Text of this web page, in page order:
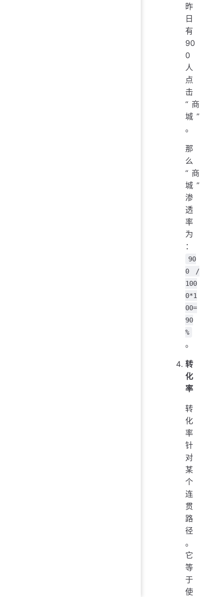
昨
日
有
90
0
人
点
击
“商
城”
。
那
么
“商
城”
渗
透
率
为
：
90
0 /
100
0*1
00=
90
%
。
转
化
率
转
化
率
针
对
某
个
连
贯
路
径
。
它
等
于
使